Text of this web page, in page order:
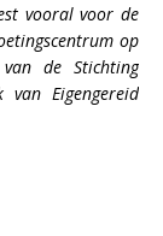
vooral voor de
op
de Stichting
van Eigengereid